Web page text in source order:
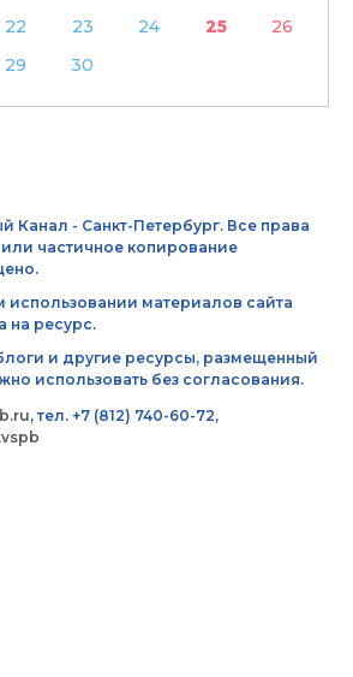
22 23 24 25
26
29 30
Канал - Санкт-Петербург. Все права
частичное копирование
использовании материалов сайта
на ресурс.
и другие ресурсы, размещенный
использовать без согласования.
, тел. +7 (812) 740-60-72,